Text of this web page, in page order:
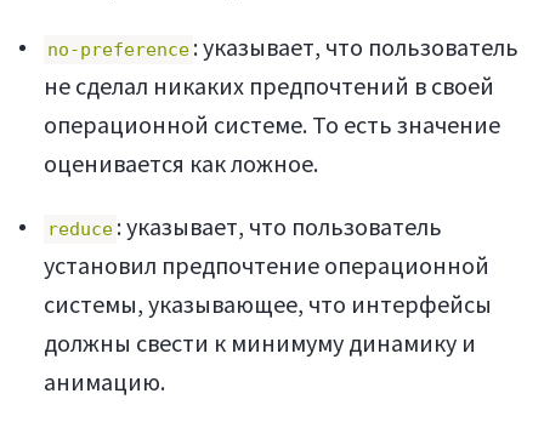
no-preference : указывает, что пользователь
не сделал никаких предпочтений в своей
операционной системе. То есть значение
оценивается как ложное.
reduce : указывает, что пользователь
установил предпочтение операционной
системы, указывающее, что интерфейсы
должны свести к минимуму динамику и
анимацию.